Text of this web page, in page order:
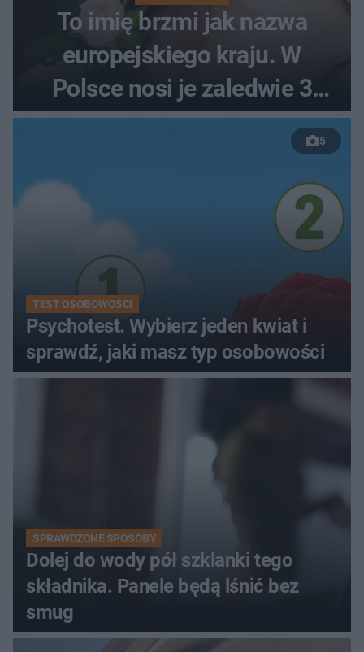
To imię brzmi jak nazwa
europejskiego kraju. W
Polsce nosi je zaledwie 3
kobiety
5
TEST OSOBOWOŚCI
Psychotest. Wybierz jeden kwiat i
sprawdź, jaki masz typ osobowości
SPRAWDZONE SPOSOBY
Dolej do wody pół szklanki tego
składnika. Panele będą lśnić bez
smug